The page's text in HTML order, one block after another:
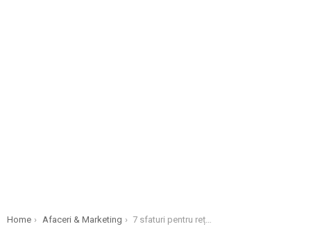
You are here:
Home Afaceri & Marketing 7 sfaturi pentru rețelele sociale pentru a crește gradul de cunoaștere a mărcii